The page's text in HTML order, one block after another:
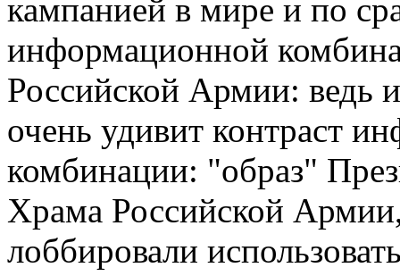
кампанией в мире и по
информационной
Российской Армии: ведь
очень удивит контраст
комбинации: "образ"
Храма Российской
лоббировали